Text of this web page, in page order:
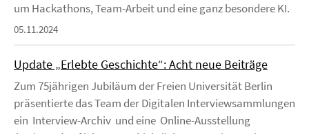
um Hackathons, Team-Arbeit und eine ganz besondere KI.
05.11.2024
Update „Erlebte Geschichte“: Acht neue Beiträge
Zum 75jährigen Jubiläum der Freien Universität Berlin
präsentierte das Team der Digitalen Interviewsammlungen
ein Interview-Archiv und eine Online-Ausstellung